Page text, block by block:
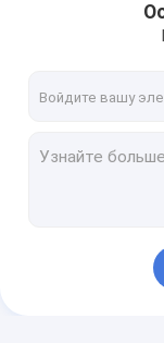
Камера RV
Камера